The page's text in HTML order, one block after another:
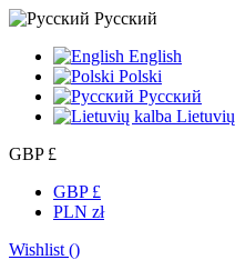
Русский
English
Polski
Русский
GBP £
GBP £
PLN zł
Wishlist ()